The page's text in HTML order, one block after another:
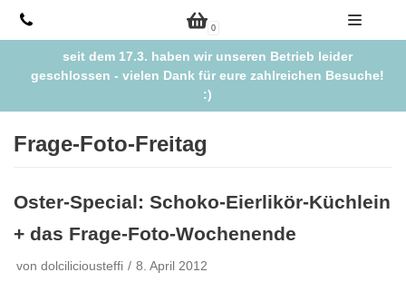
Zum
Inhalt
springen
0
seit dem 17.3. haben wir unseren Betrieb leider
geschlossen - vielen Dank für eure zahlreichen Besuche!
:)
Frage-Foto-Freitag
Oster-Special: Schoko-Eierlikör-Küchlein
+ das Frage-Foto-Wochenende
von dolciliciousteffi 8. April 2012